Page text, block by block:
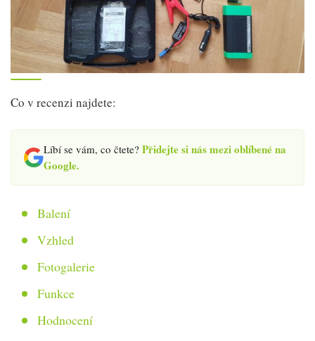
Co v recenzi najdete:
Líbí se vám, co čtete? Přidejte si nás mezi oblíbené na
Google.
Balení
Vzhled
Fotogalerie
Funkce
Hodnocení